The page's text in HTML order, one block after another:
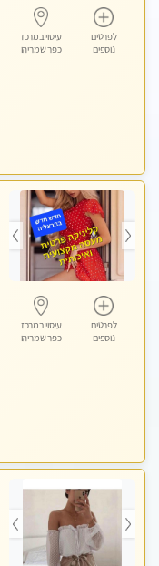
לפרטים
נוספים
עיסוי במרכז
כפר שמריהו
לפרטים
נוספים
עיסוי במרכז
כפר שמריהו